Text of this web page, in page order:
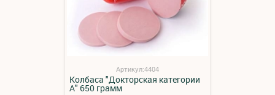
Артикул:4404
Колбаса "Докторская категории
А" 650 грамм